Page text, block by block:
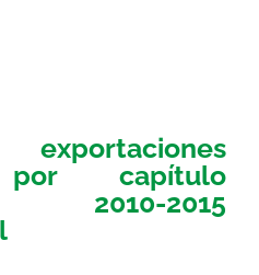
por capítulo
2010-2015